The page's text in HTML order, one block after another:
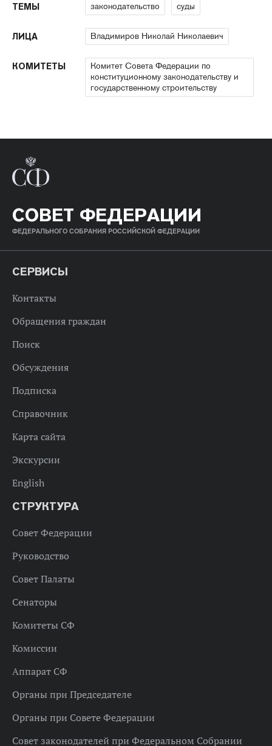
ТЕМЫ законодательство суды
ЛИЦА Владимиров Николай Николаевич
КОМИТЕТЫ
Комитет Совета Федерации по
конституционному законодательству и
государственному строительству
СОВЕТ ФЕДЕРАЦИИ
ФЕДЕРАЛЬНОГО СОБРАНИЯ РОССИЙСКОЙ ФЕДЕРАЦИИ
СЕРВИСЫ
Контакты
Обращения граждан
Поиск
Обсуждения
Подписка
Справочник
Карта сайта
Экскурсии
English
СТРУКТУРА
Совет Федерации
Руководство
Совет Палаты
Сенаторы
Комитеты СФ
Комиссии
Аппарат СФ
Органы при Председателе
Органы при Совете Федерации
Совет законодателей при Федеральном Собрании